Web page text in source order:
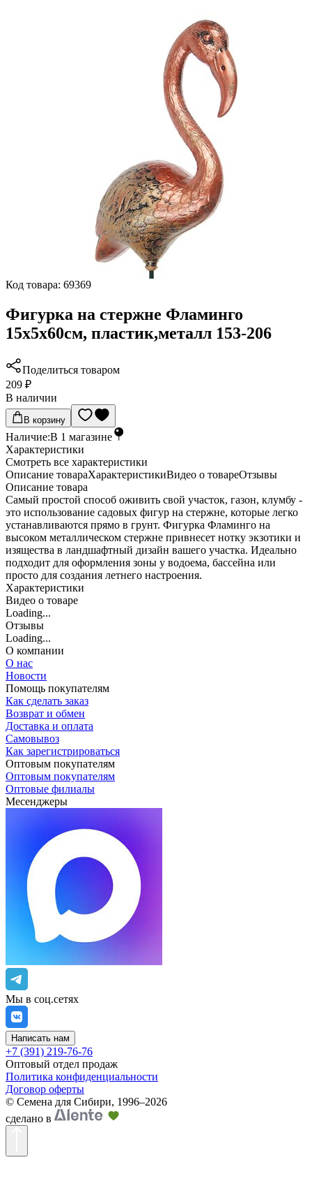
Код товара: 69369
Фигурка на стержне Фламинго
15х5х60см, пластик,металл 153-206
Поделиться товаром
209 ₽
В наличии
В корзину
Наличие:В 1 магазине
Характеристики
Cмотреть все характеристики
Описание товараХарактеристикиВидео о товареОтзывы
Описание товара
Самый простой способ оживить свой участок, газон, клумбу -
это использование садовых фигур на стержне, которые легко
устанавливаются прямо в грунт. Фигурка Фламинго на
высоком металлическом стержне привнесет нотку экзотики и
изящества в ландшафтный дизайн вашего участка. Идеально
подходит для оформления зоны у водоема, бассейна или
просто для создания летнего настроения.
Характеристики
Видео о товаре
Loading...
Отзывы
Loading...
О компании
О нас
Новости
Помощь покупателям
Как сделать заказ
Возврат и обмен
Доставка и оплата
Самовывоз
Как зарегистрироваться
Оптовым покупателям
Оптовым покупателям
Оптовые филиалы
Месенджеры
Мы в соц.сетях
Написать нам
+7 (391) 219-76-76
Оптовый отдел продаж
Политика конфиденциальности
Договор оферты
© Семена для Сибири, 1996–2026
сделано в